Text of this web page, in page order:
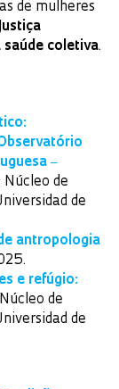
de mulheres
saúde coletiva.
‒
Núcleo de
de
antropologia
e refúgio:
de
de